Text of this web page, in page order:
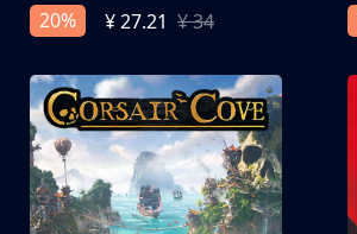
20%
¥ 27.21 ¥ 34